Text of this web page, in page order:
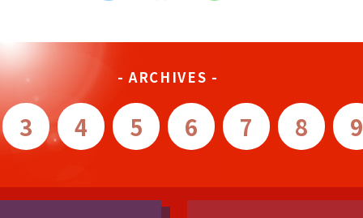
- ARCHIVES -
3 4 5 6 7 8 9